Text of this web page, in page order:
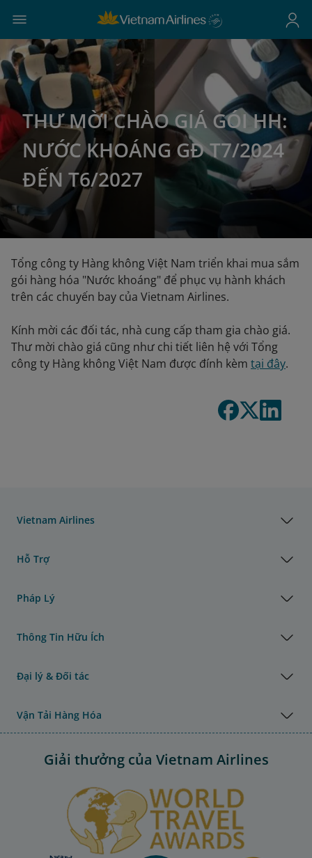
THƯ MỜI CHÀO GIÁ GÓI HH:
NƯỚC KHOÁNG GĐ T7/2024
ĐẾN T6/2027
Tổng công ty Hàng không Việt Nam triển khai mua sắm
gói hàng hóa "Nước khoáng" để phục vụ hành khách
trên các chuyến bay của Vietnam Airlines.
Kính mời các đối tác, nhà cung cấp tham gia chào giá.
Thư mời chào giá cũng như chi tiết liên hệ với Tổng
công ty Hàng không Việt Nam được đính kèm tại đây.
Vietnam Airlines
Hỗ Trợ
Pháp Lý
Thông Tin Hữu Ích
Đại lý & Đối tác
Vận Tải Hàng Hóa
Giải thưởng của Vietnam Airlines